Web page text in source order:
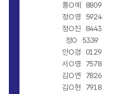
홍O예
8809
정O영
5924
정O진
8443
정O
5339
안O경
0129
서O영
7578
김O연
7826
김O현
7918